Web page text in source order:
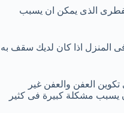
الذى يمكن ان يسبب
المنزل اذا كان لديك سقف به
العفن والعفن غير
يسبب مشكلة كبيرة فى كثير